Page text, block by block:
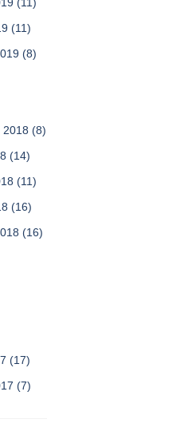
(11)
(8)
2018 (8)
(14)
(11)
(16)
(16)
(17)
(7)